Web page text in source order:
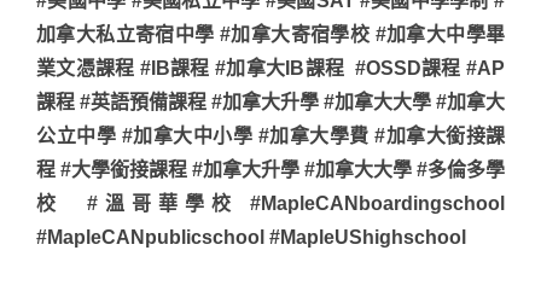
加拿大私立寄宿中學 #加拿大寄宿學校 #加拿大中學畢
業文憑課程 #IB課程 #加拿大IB課程 #OSSD課程 #AP
課程 #英語預備課程 #加拿大升學 #加拿大大學 #加拿大
公立中學 #加拿大中小學 #加拿大學費 #加拿大銜接課
程 #大學銜接課程 #加拿大升學 #加拿大大學 #多倫多學
校 #溫哥華學校 #MapleCANboardingschool
#MapleCANpublicschool #MapleUShighschool